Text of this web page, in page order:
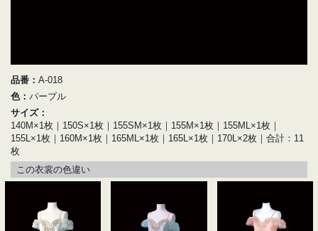
品番： A-018
色： パープル
サイズ：
140M×1枚｜150S×1枚｜155SM×1枚｜155M×1枚｜155ML×1枚｜
155L×1枚｜160M×1枚｜165ML×1枚｜165L×1枚｜170L×2枚｜合計：11
枚
この衣裳の色違い